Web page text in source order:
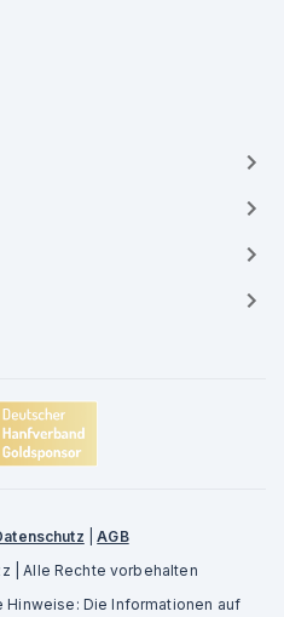
|AGB
| Alle Rechte vorbehalten
Die Informationen auf